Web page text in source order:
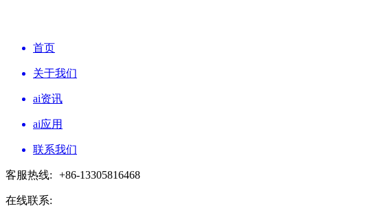
首页
关于我们
ai资讯
ai应用
联系我们
客服热线: +86-13305816468
在线联系: